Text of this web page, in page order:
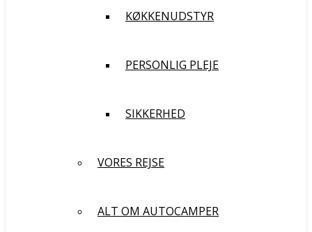
KØKKENUDSTYR
PERSONLIG PLEJE
SIKKERHED
VORES REJSE
ALT OM AUTOCAMPER